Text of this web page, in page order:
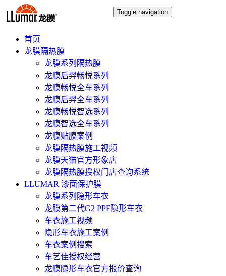
Toggle navigation
首页
龙膜隔热膜
龙膜系列隔热膜
龙膜后羿畅悦系列
龙膜畅悦全车系列
龙膜后羿全车系列
龙膜畅悦智选系列
龙膜智选全车系列
龙膜贴膜案例
龙膜隔热膜施工视频
龙膜天猫官方形象店
龙膜隔热膜授权门店查询系统
LLUMAR 漆面保护膜
龙膜系列隐形车衣
龙膜第二代G2 PPF隐形车衣
车衣施工视频
隐形车衣施工案例
车衣案例搜索
车艺佳授权经营
龙膜隐形车衣官方报价查询